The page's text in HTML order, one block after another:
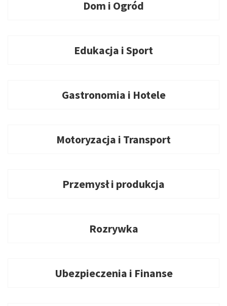
Dom i Ogród
Edukacja i Sport
Gastronomia i Hotele
Motoryzacja i Transport
Przemysł i produkcja
Rozrywka
Ubezpieczenia i Finanse